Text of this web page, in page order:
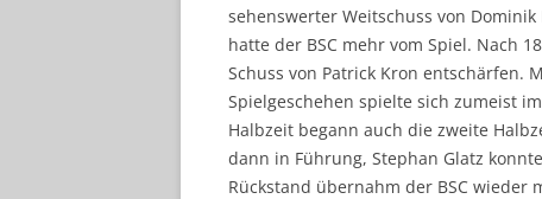
sehenswerter Weitschuss von
hatte der BSC mehr vom Spiel. Nach
Schuss von Patrick Kron entschärfen.
Spielgeschehen spielte sich zumeist
Halbzeit begann auch die zweite
dann in Führung, Stephan Glatz
Rückstand übernahm der BSC wieder